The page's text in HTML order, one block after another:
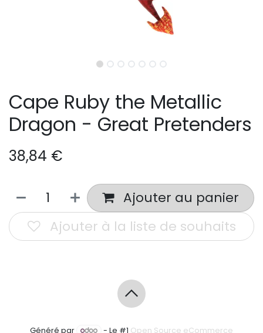
Cape Ruby the Metallic
Dragon - Great Pretenders
38,84 €
Ajouter au panier
Ajouter à la liste de souhaits
Généré par - Le #1 Open Source eCommerce